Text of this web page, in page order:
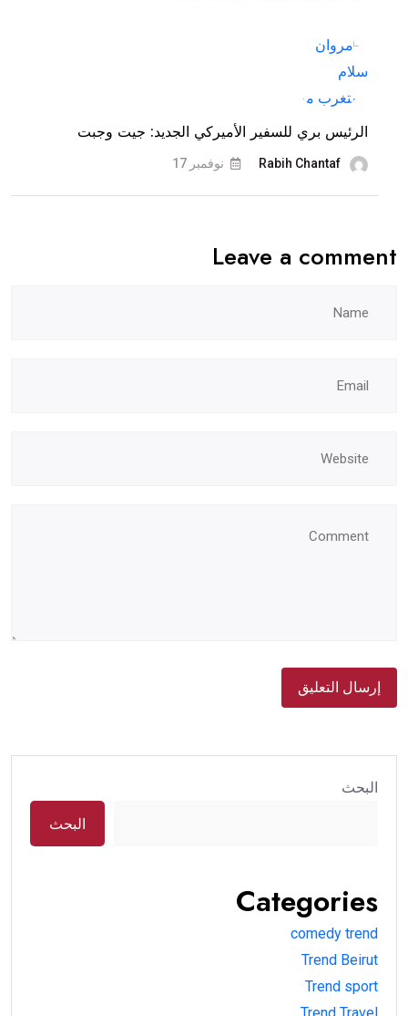
الرئيس بري للسفير الأميركي الجديد: جيت وجبت
Rabih Chantaf نوفمبر 17
Leave a comment
البحث
البحث
Categories
comedy trend
Trend Beirut
Trend sport